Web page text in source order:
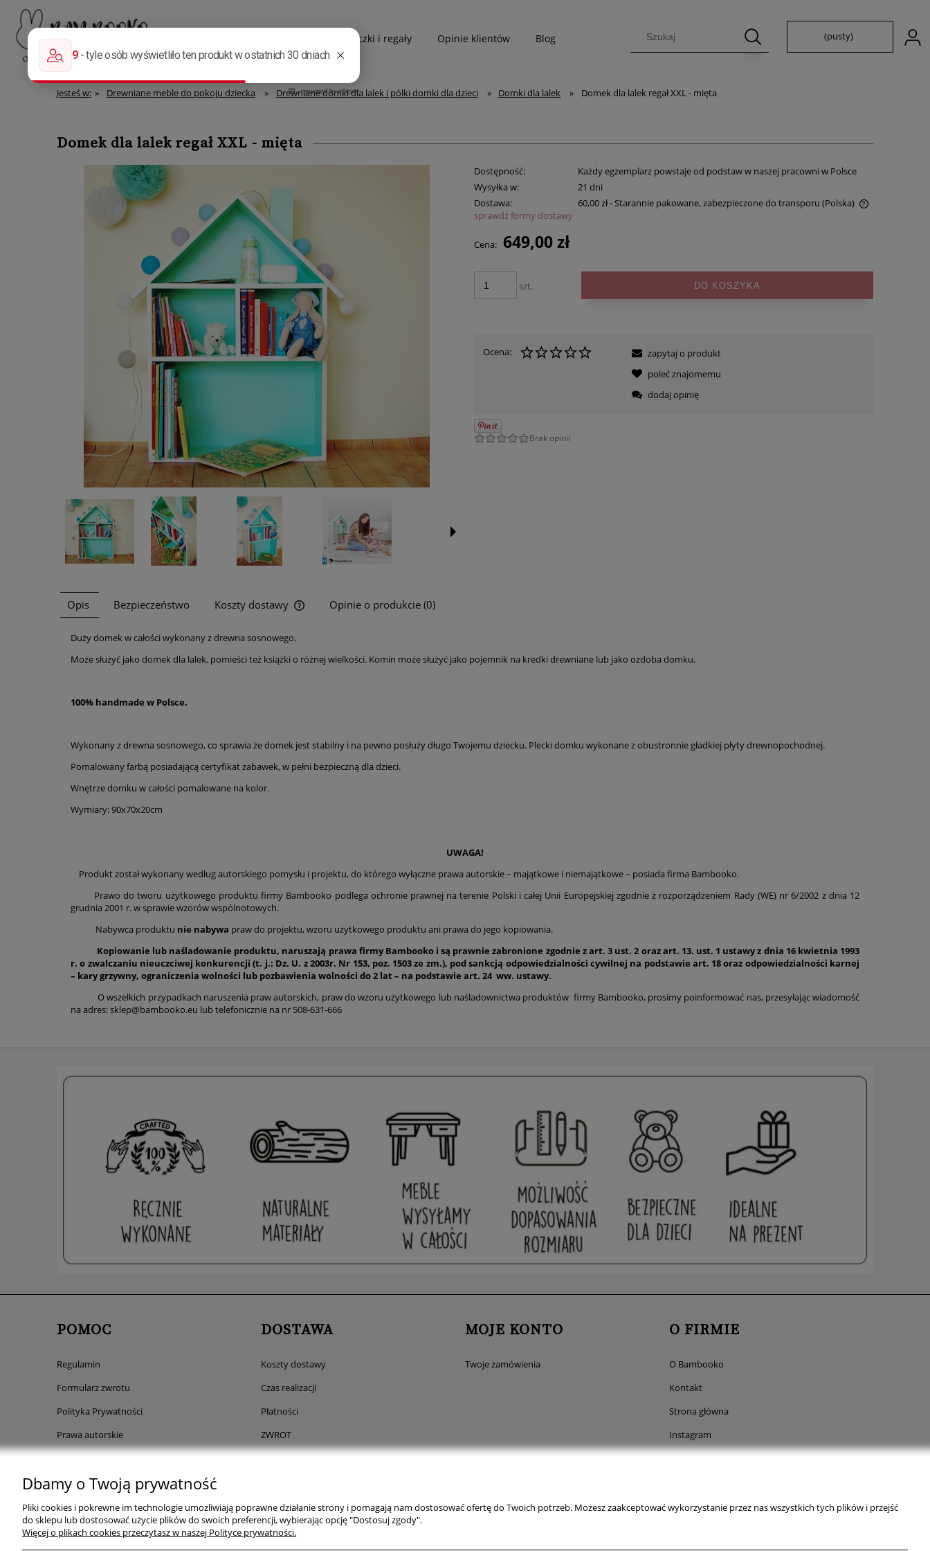
Biblioteczki i regały Opinie klientów Blog (pusty)
Jesteś w: » Drewniane meble do pokoju dziecka » Drewniane domki dla lalek i pólki domki dla dzieci » Domki dla lalek » Domek dla lalek regał XXL - mięta
Domek dla lalek regał XXL - mięta
Dostępność:
Każdy egzemplarz powstaje od podstaw w naszej pracowni w Polsce
Wysyłka w:
21 dni
Dostawa:
60,00 zł- Starannie pakowane, zabezpieczone do transporu(Polska)
sprawdź formy dostawy
Cena: 649,00 zł
szt. DO KOSZYKA
Ocena:
zapytaj o produkt
poleć znajomemu
dodaj opinię
Opis Bezpieczeństwo Koszty dostawy
płatności
Opinie o produkcie (0)
Duży domek w całości wykonany z drewna sosnowego.
Może służyć jako domek dla lalek, pomieści też książki o różnej wielkości. Komin może służyć jako pojemnik na kredki drewniane lub jako ozdoba domku.
100% handmade w Polsce.
Wykonany z drewna sosnowego, co sprawia że domek jest stabilny i na pewno posłuży długo Twojemu dziecku. Plecki domku wykonane z obustronnie gładkiej płyty drewnopochodnej.
Pomalowany farbą posiadającą certyfikat zabawek, w pełni bezpieczną dla dzieci.
Wnętrze domku w całości pomalowane na kolor.
Wymiary: 90x70x20cm
UWAGA!
Produkt został wykonany według autorskiego pomysłu i projektu, do którego wyłączne prawa autorskie – majątkowe i niemajątkowe – posiada firma Bambooko.
Prawo do tworu użytkowego produktu firmy Bambooko podlega ochronie prawnej na terenie Polski i całej Unii Europejskiej zgodnie z rozporządzeniem Rady (WE) nr 6/2002 z dnia 12
grudnia 2001 r. w sprawie wzorów wspólnotowych.
Nabywca produktu nie nabywa praw do projektu, wzoru użytkowego produktu ani prawa do jego kopiowania.
Kopiowanie lub naśladowanie produktu, naruszają prawa firmy Bambooko i są prawnie zabronione zgodnie z art. 3 ust. 2 oraz art. 13. ust. 1 ustawy z dnia 16 kwietnia 1993
r. o zwalczaniu nieuczciwej konkurencji (t. j.: Dz. U. z 2003r. Nr 153, poz. 1503 ze zm.), pod sankcją odpowiedzialności cywilnej na podstawie art. 18 oraz odpowiedzialności karnej
– kary grzywny, ograniczenia wolności lub pozbawienia wolności do 2 lat – na podstawie art. 24 ww. ustawy.
O wszelkich przypadkach naruszenia praw autorskich, praw do wzoru użytkowego lub naśladownictwa produktów firmy Bambooko, prosimy poinformować nas, przesyłając wiadomość
na adres: sklep@bambooko.eu lub telefonicznie na nr 508-631-666
POMOC
Regulamin
Formularz zwrotu
Polityka Prywatności
Prawa autorskie
Rabaty
Comfino- płatności ratalne
FAQ
DOSTAWA
Koszty dostawy
Czas realizacji
Płatności
ZWROT
MOJE KONTO
Twoje zamówienia
O FIRMIE
O Bambooko
Kontakt
Strona główna
Instagram
TikTok
Dbamy o Twoją prywatność
Pliki cookies i pokrewne im technologie umożliwiają poprawne działanie strony i pomagają nam dostosować ofertę do Twoich potrzeb. Możesz zaakceptować wykorzystanie przez nas wszystkich tych plików i przejść
do sklepu lub dostosować użycie plików do swoich preferencji, wybierając opcję "Dostosuj zgody".
Więcej o plikach cookies przeczytasz w naszej Polityce prywatności.